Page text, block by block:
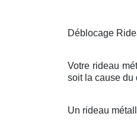
Déblocage
Votre rideau
soit la cause du
Un rideau